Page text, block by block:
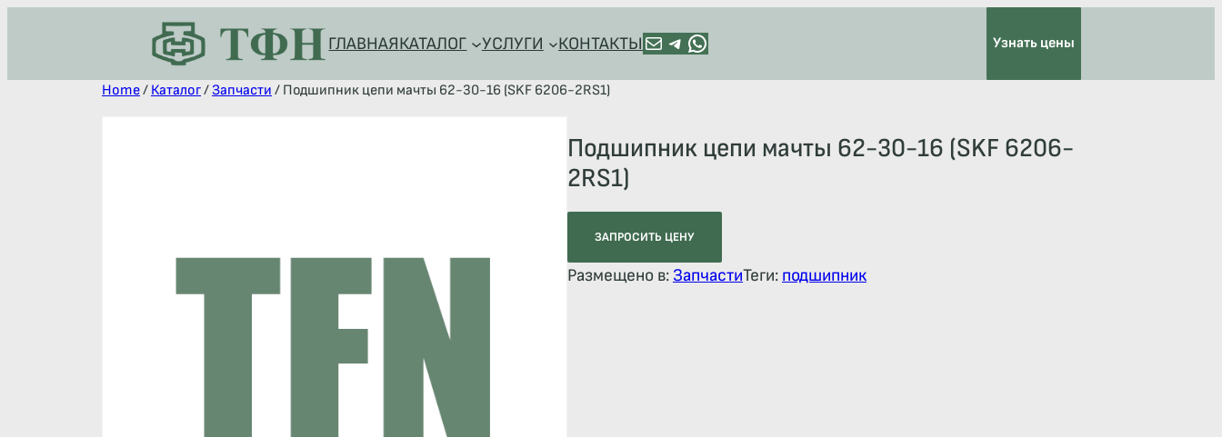
ГЛАВНАЯКАТАЛОГ УСЛУГИ КОНТАКТЫПОЧТА TELEGRAM HTTPS://WA.ME/+79128918544 Узнать цены
Home/ Каталог/ Запчасти / Подшипник цепи мачты 62-30-16 (SKF 6206-2RS1)
Подшипник цепи мачты 62-30-16 (SKF 6206-
2RS1)
ЗАПРОСИТЬ ЦЕНУ
Размещено в: ЗапчастиТеги: подшипник